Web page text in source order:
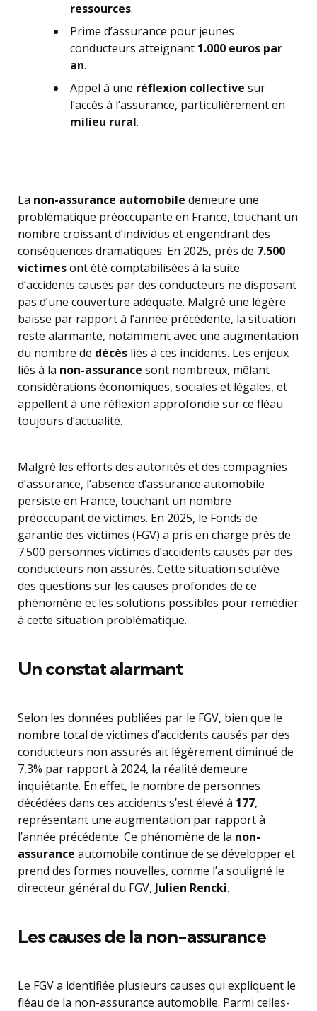
ressources.
Prime d’assurance pour jeunes
conducteurs atteignant 1.000 euros par
an.
Appel à une réflexion collective sur
l’accès à l’assurance, particulièrement en
milieu rural.
La non-assurance automobile demeure une
problématique préoccupante en France, touchant un
nombre croissant d’individus et engendrant des
conséquences dramatiques. En 2025, près de 7.500
victimesont été comptabilisées à la suite
d’accidents causés par des conducteurs ne disposant
pas d’une couverture adéquate. Malgré une légère
baisse par rapport à l’année précédente, la situation
reste alarmante, notamment avec une augmentation
du nombre de décès liés à ces incidents. Les enjeux
liés à la non-assurance sont nombreux, mêlant
considérations économiques, sociales et légales, et
appellent à une réflexion approfondie sur ce fléau
toujours d’actualité.
Malgré les efforts des autorités et des compagnies
d’assurance, l’absence d’assurance automobile
persiste en France, touchant un nombre
préoccupant de victimes. En 2025, le Fonds de
garantie des victimes (FGV) a pris en charge près de
7.500 personnes victimes d’accidents causés par des
conducteurs non assurés. Cette situation soulève
des questions sur les causes profondes de ce
phénomène et les solutions possibles pour remédier
à cette situation problématique.
Un constat alarmant
Selon les données publiées par le FGV, bien que le
nombre total de victimes d’accidents causés par des
conducteurs non assurés ait légèrement diminué de
7,3% par rapport à 2024, la réalité demeure
inquiétante. En effet, le nombre de personnes
décédées dans ces accidents s’est élevé à 177,
représentant une augmentation par rapport à
l’année précédente. Ce phénomène de la non-
assurance automobile continue de se développer et
prend des formes nouvelles, comme l’a souligné le
directeur général du FGV, Julien Rencki.
Les causes de la non-assurance
Le FGV a identifiée plusieurs causes qui expliquent le
fléau de la non-assurance automobile. Parmi celles-